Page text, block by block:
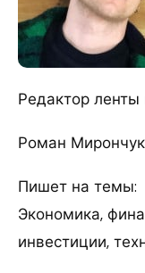
Редактор ленты
Роман Мирончук
Пишет на темы:
Экономика,
инвестиции,